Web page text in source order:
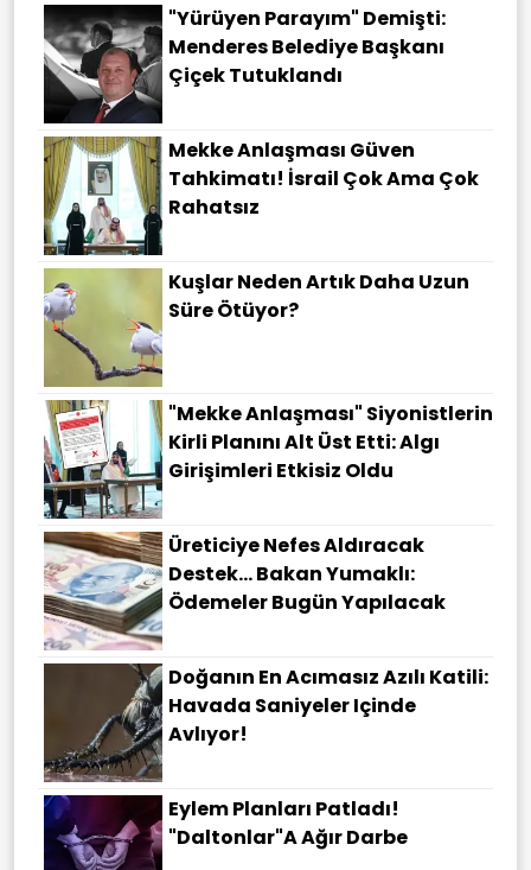
"Yürüyen Parayım" Demişti:
Menderes Belediye Başkanı
Çiçek Tutuklandı
Mekke Anlaşması Güven
Tahkimatı! İsrail Çok Ama Çok
Rahatsız
Kuşlar Neden Artık Daha Uzun
Süre Ötüyor?
"Mekke Anlaşması" Siyonistlerin
Kirli Planını Alt Üst Etti: Algı
Girişimleri Etkisiz Oldu
Üreticiye Nefes Aldıracak
Destek... Bakan Yumaklı:
Ödemeler Bugün Yapılacak
Doğanın En Acımasız Azılı Katili:
Havada Saniyeler Içinde
Avlıyor!
Eylem Planları Patladı!
"Daltonlar"a Ağır Darbe